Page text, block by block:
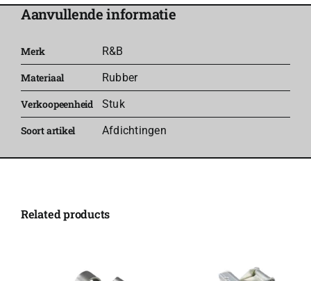
Polar
Aanvullende informatie
Merk
R&B
Materiaal
Rubber
Verkoopeenheid
Stuk
Soort artikel
Afdichtingen
Related products